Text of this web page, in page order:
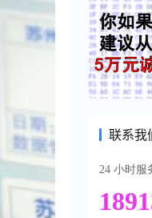
联系我
24 小时服